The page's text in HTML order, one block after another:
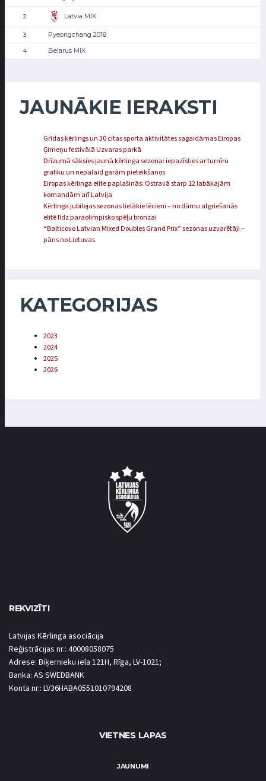
2 Latvia MIX
3 Pyeongchang 2018
4 Belarus MIX
JAUNĀKIE IERAKSTI
Grīdas kērlings un 30 citas sporta aktivitātes sagaidāmas Eiropas
Ģimeņu festivālā Uzvaras parkā
Drīzumā sāksies jaunā kērlinga sezona: iepazīsties ar turnīru
grafiku un nepalaid garām pieteikšanos
Eiropas kērlinga elite paplašinās: Ostravā starp 12 labākajām
komandām arī Latvija
Kērlinga jubilejas sezonas lielākie lēcieni – no dāmu atgriešanās
elitē līdz paraolimpisko spēļu bronzai
“Balticovo Latvian Mixed Doubles Grand Prix” sezonas uzvarētāji –
pāris no Lietuvas
KATEGORIJAS
2023
2024
2025
2026
REKVIZĪTI
Latvijas Kērlinga asociācija
Reģistrācijas nr.: 40008058075
Adrese: Biķernieku iela 121H, Rīga, LV-1021;
Banka: AS SWEDBANK
Konta nr.: LV36HABA0551010794208
VIETNES LAPAS
JAUNUMI